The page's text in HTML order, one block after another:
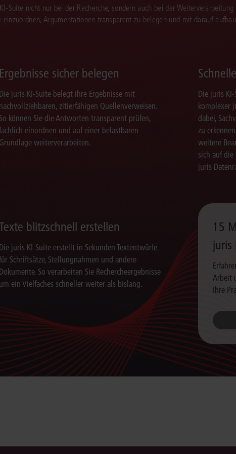
nicht nur bei der Recherche, sondern auch bei der
Argumentationen transparent zu belegen und mit darauf
Ergebnisse sicher belegen
Die juris KI-Suite belegt ihre Ergebnisse mit
nachvollziehbaren, zitierfähigen Quellenverweisen.
So können Sie die Antworten transparent prüfen,
einordnen und auf einer belastbaren
Grundlage weiterverarbeiten.
Die juris
komplexer
dabei,
zu
weitere
sich auf
juris
blitzschnell erstellen
Die juris KI-Suite erstellt in Sekunden Textentwürfe
Schriftsätze, Stellungnahmen und andere
Dokumente. So verarbeiten Sie Rechercheergebnisse
um ein Vielfaches schneller weiter als bislang.
15
juris
Arbeit
Ihre